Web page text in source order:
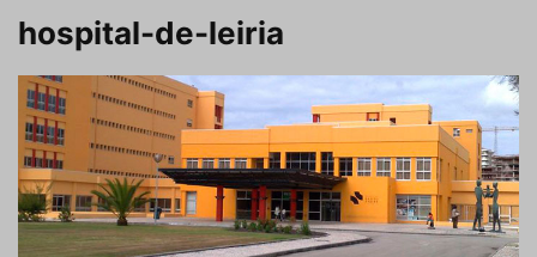
hospital-de-leiria